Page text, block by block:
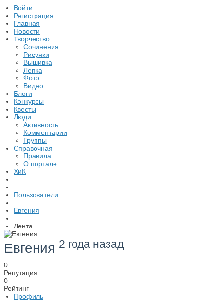
Войти
Регистрация
Главная
Новости
Творчество
Сочинения
Рисунки
Вышивка
Лепка
Фото
Видео
Блоги
Конкурсы
Квесты
Люди
Активность
Комментарии
Группы
Справочная
Правила
О портале
ХиК
Пользователи
Евгения
Лента
Евгения 2 года назад
0
Репутация
0
Рейтинг
Профиль